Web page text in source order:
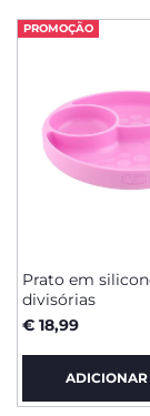
PROMOÇÃO
Prato em
divisórias
€ 18,99
ADICIONAR